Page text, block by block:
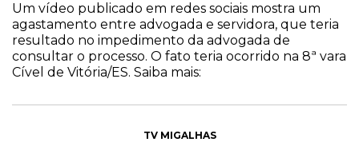
Um vídeo publicado em redes sociais mostra um
agastamento entre advogada e servidora, que teria
resultado no impedimento da advogada de
consultar o processo. O fato teria ocorrido na 8ª vara
Cível de Vitória/ES. Saiba mais:
TV MIGALHAS